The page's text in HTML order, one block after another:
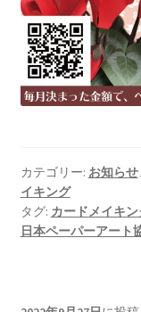
カテゴリー: お知らせ
イキング
タグ: カードメイキン
日本ペーパーアート